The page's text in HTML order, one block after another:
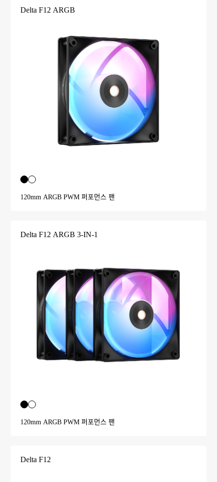
Delta F12 ARGB
120mm ARGB PWM 퍼포먼스 팬
Delta F12 ARGB 3-IN-1
120mm ARGB PWM 퍼포먼스 팬
Delta F12